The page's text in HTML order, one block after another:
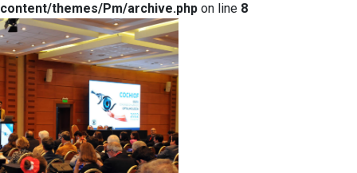
content/themes/Pm/archive.php on line 8